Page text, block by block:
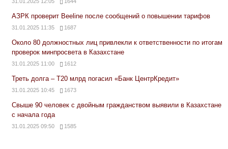
АЗРК проверит Beeline после сообщений о повышении тарифов
31.01.2025 11:35 1687
Около 80 должностных лиц привлекли к ответственности по итогам
проверок минпросвета в Казахстане
31.01.2025 11:00 1612
Треть долга – Т20 млрд погасил «Банк ЦентрКредит»
31.01.2025 10:45 1673
Свыше 90 человек с двойным гражданством выявили в Казахстане
с начала года
31.01.2025 09:50 1585